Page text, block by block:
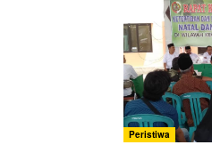
Peristiwa